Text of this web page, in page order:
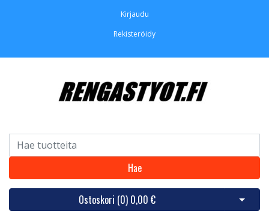
Kirjaudu
Rekisteröidy
Hae
Ostoskori (0) 0,00 € Avaa